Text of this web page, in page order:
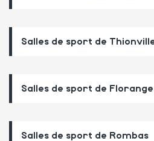
Salles de sport de
Salles de sport de Florange
Salles de sport de Rombas